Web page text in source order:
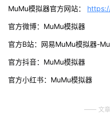
MuMu模拟器官方网站：
官方微博：MuMu模拟器
官方B站：网易MuMu模拟器-
官方抖音：MuMu模拟器
官方小红书：MuMu模拟器
文